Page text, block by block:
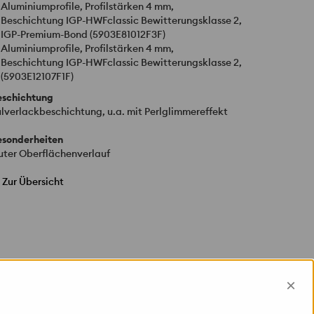
Aluminiumprofile, Profilstärken 4 mm,
Beschichtung IGP-HWFclassic Bewitterungsklasse 2,
IGP-Premium-Bond (5903E81012F3F)
Aluminiumprofile, Profilstärken 4 mm,
Beschichtung IGP-HWFclassic Bewitterungsklasse 2,
(5903E12107F1F)
u.a. mit Perlglimmereffekt
Oberflächenverlauf
Zur Übersicht
×